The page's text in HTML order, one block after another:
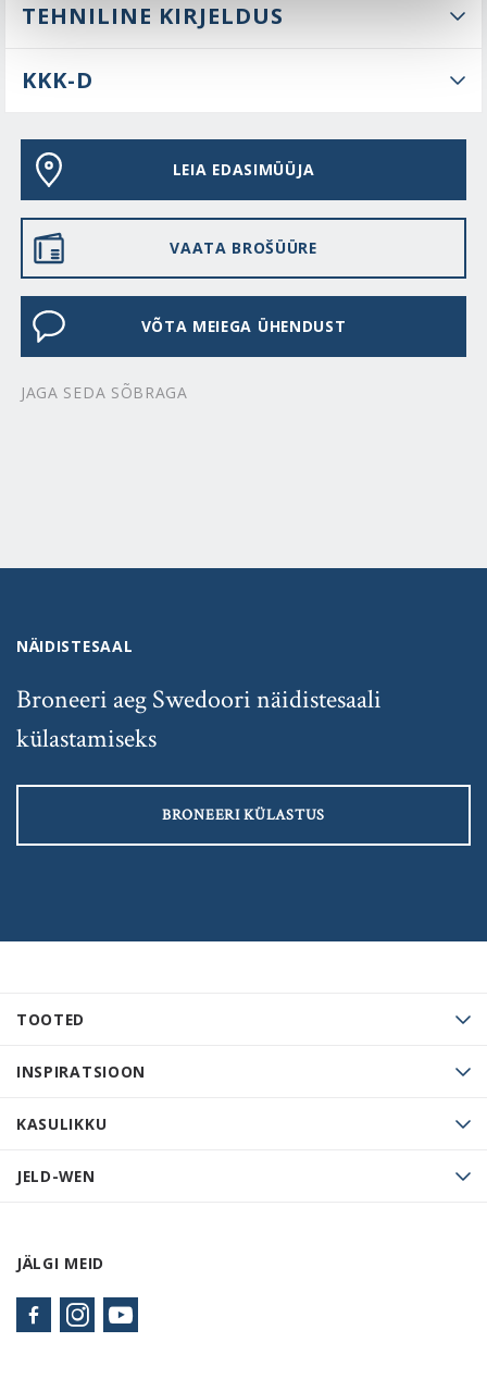
TEHNILINE KIRJELDUS
KKK-D
LEIA EDASIMÜÜJA
VAATA BROŠÜÜRE
VÕTA MEIEGA ÜHENDUST
JAGA SEDA SÕBRAGA
TOOTED
INSPIRATSIOON
KASULIKKU
JELD-WEN
JÄLGI MEID
NÄIDISTESAAL
Broneeri aeg Swedoori näidistesaali
külastamiseks
BRONEERI KÜLASTUS